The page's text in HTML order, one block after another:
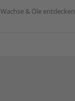
& Öle entdecken